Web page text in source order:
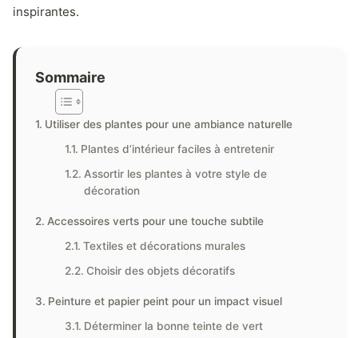
inspirantes.
Sommaire
Utiliser des plantes pour une ambiance naturelle
Plantes d’intérieur faciles à entretenir
Assortir les plantes à votre style de
décoration
Accessoires verts pour une touche subtile
Textiles et décorations murales
Choisir des objets décoratifs
Peinture et papier peint pour un impact visuel
Déterminer la bonne teinte de vert